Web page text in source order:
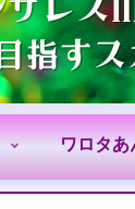
ワロタあ